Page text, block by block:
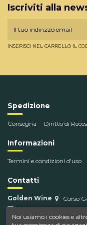
Iscriviti alla
INSERISCI NEL CARRELLO IL
Spedizione
Consegna Diritto di
Informazioni
Termini e condizioni d'uso
Contatti
Golden Wine Corso
info@goldenwine.com
Noi usiamo i cookies e